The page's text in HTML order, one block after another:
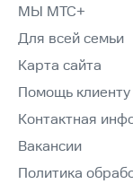
МЫ МТС+
Для всей семьи
Карта сайта
Помощь клиенту
Контактная
Вакансии
Политика